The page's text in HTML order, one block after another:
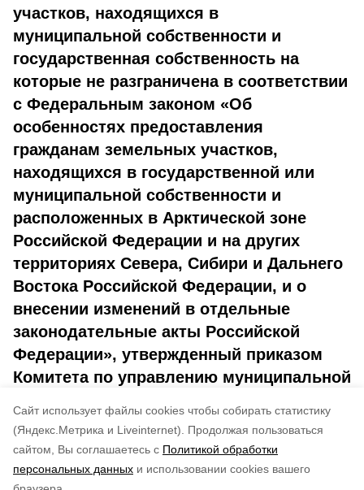
Cайт использует файлы cookies чтобы собирать статистику
(Яндекс.Метрика и Liveinternet).
Продолжая пользоваться
сайтом, Вы соглашаетесь с Политикой обработки
персональных данных и использовании cookies вашего
участков, находящихся в
муниципальной собственности и
государственная собственность на
которые не разграничена в соответствии
с Федеральным законом «Об
особенностях предоставления
гражданам земельных участков,
находящихся в государственной или
муниципальной собственности и
расположенных в Арктической зоне
Российской Федерации и на других
территориях Севера, Сибири и Дальнего
Востока Российской Федерации, и о
внесении изменений в отдельные
законодательные акты Российской
Федерации», утвержденный приказом
Комитета по управлению муниципальной
городского округа от 13.09.2023 № 117-П
по оценке